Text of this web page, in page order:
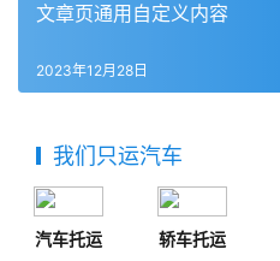
文章页通用自定义内容
2023年12月28日
我们只运汽车
汽车托运 轿车托运